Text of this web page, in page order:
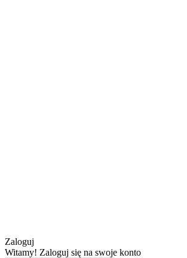
Zaloguj
Witamy! Zaloguj się na swoje konto